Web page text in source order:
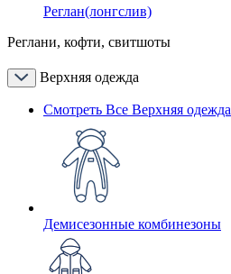
Реглан(лонгслив)
Реглани, кофти, свитшоты
Верхняя одежда
Смотреть Все Верхняя одежда
Демисезонные комбинезоны